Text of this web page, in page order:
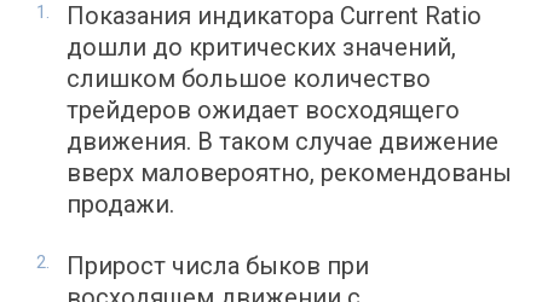
Показания индикатора Current Ratio
дошли до критических значений,
слишком большое количество
трейдеров ожидает восходящего
движения. В таком случае движение
вверх маловероятно, рекомендованы
продажи.
Прирост числа быков при